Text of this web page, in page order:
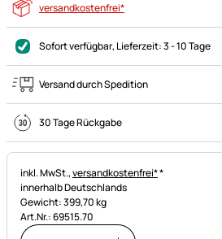
versandkostenfrei*
Sofort verfügbar, Lieferzeit:3 - 10 Tage
Versand durch Spedition
30 Tage Rückgabe
Steuerhinweis:
inkl. MwSt.,versandkostenfrei**
innerhalb Deutschlands
Gewicht: 399,70 kg
Art.Nr.: 69515.70